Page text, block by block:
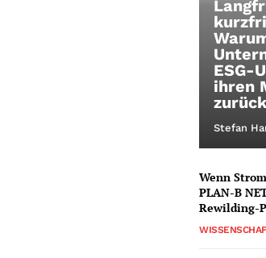
ESG-
ihren
Stefan
Wenn
PLAN-B
Rewilding-